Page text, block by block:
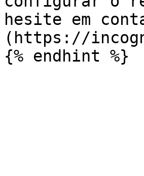
hesite em
(https://